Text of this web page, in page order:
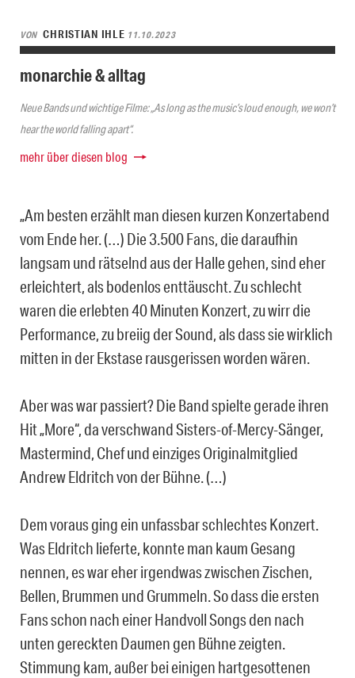
VON CHRISTIAN IHLE 11.10.2023
monarchie & alltag
Neue Bands und wichtige Filme: „As long as the music’s loud enough, we won’t
hear the world falling apart“.
mehr über diesen blog
„Am besten erzählt man diesen kurzen Konzertabend
vom Ende her. (…) Die 3.500 Fans, die daraufhin
langsam und rätselnd aus der Halle gehen, sind eher
erleichtert, als bodenlos enttäuscht. Zu schlecht
waren die erlebten 40 Minuten Konzert, zu wirr die
Performance, zu breiig der Sound, als dass sie wirklich
mitten in der Ekstase rausgerissen worden wären.
Aber was war passiert? Die Band spielte gerade ihren
Hit „More“, da verschwand Sisters-of-Mercy-Sänger,
Mastermind, Chef und einziges Originalmitglied
Andrew Eldritch von der Bühne. (…)
Dem voraus ging ein unfassbar schlechtes Konzert.
Was Eldritch lieferte, konnte man kaum Gesang
nennen, es war eher irgendwas zwischen Zischen,
Bellen, Brummen und Grummeln. So dass die ersten
Fans schon nach einer Handvoll Songs den nach
unten gereckten Daumen gen Bühne zeigten.
Stimmung kam, außer bei einigen hartgesottenen